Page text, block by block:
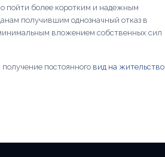
пойти более коротким и надежным
получившим однозначный отказ в
вложением собственных сил
постоянного вид на жительство